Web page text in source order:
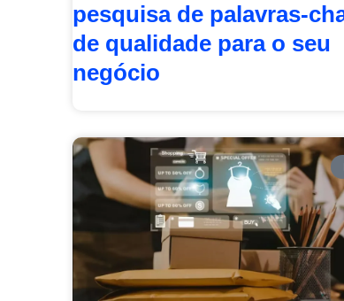
pesquisa de palavras-
de qualidade para o seu
negócio